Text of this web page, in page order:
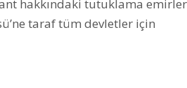
hakkındaki tutuklama
taraf tüm devletler için